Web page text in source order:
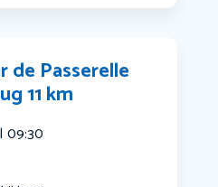
de Passerelle
11 km
09:30